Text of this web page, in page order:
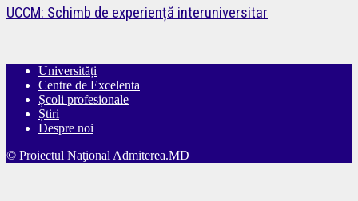
UCCM: Schimb de experiență interuniversitar
Universități
Centre de Excelenta
Școli profesionale
Știri
Despre noi
© Proiectul Naţional Admiterea.MD